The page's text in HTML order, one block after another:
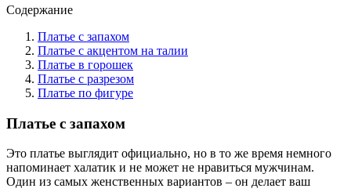
Содержание
Платье с запахом
Платье с акцентом на талии
Платье в горошек
Платье с разрезом
Платье по фигуре
Платье с запахом
Это платье выглядит официально, но в то же время немного
напоминает халатик и не может не нравиться мужчинам.
Один из самых женственных вариантов – он делает ваш